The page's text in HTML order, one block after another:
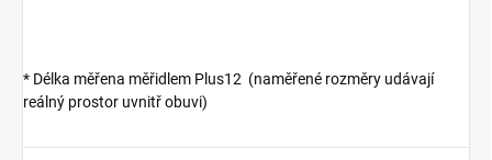
* Délka měřena měřidlem Plus12 (naměřené rozměry udávají
reálný prostor uvnitř obuvi)